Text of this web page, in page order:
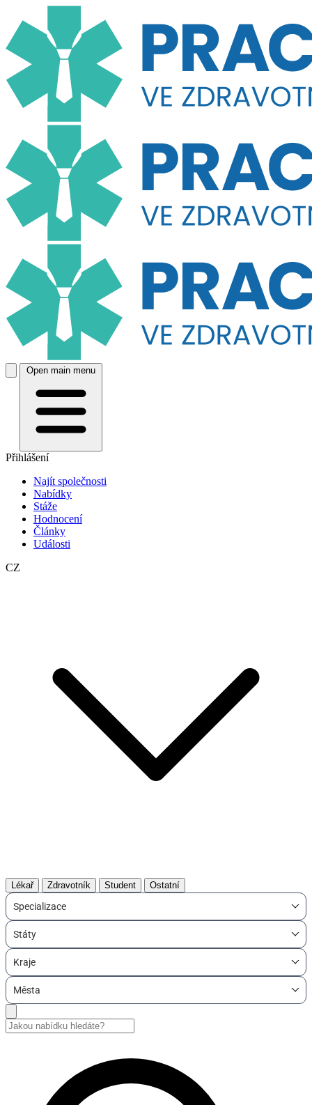
Open main menu
Přihlášení
Najít společnosti
Nabídky
Stáže
Hodnocení
Články
Události
CZ
Lékař Zdravotník Student Ostatní
Specializace
Státy
Kraje
Města